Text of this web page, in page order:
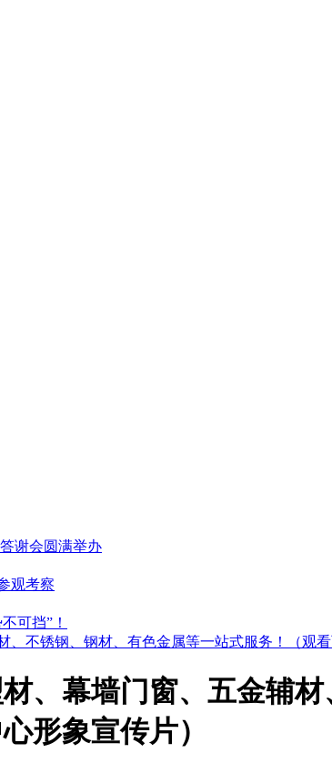
谢会圆满举办
观考察
可挡”！
不锈钢、钢材、有色金属等一站式服务！（观看
幕墙门窗、五金辅材
形象宣传片）